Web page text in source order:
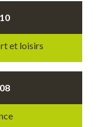
et loisirs